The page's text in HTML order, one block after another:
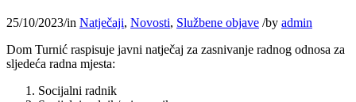
25/10/2023/in Natječaji, Novosti, Službene objave /by admin
Dom Turnić raspisuje javni natječaj za zasnivanje radnog odnosa za
sljedeća radna mjesta:
Socijalni radnik